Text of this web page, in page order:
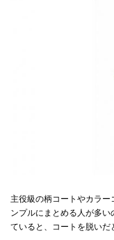
主役級の柄コートやカラ
ンプルにまとめる人が多
ていると、コートを脱いだ